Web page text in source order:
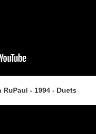
- 1994 - Duets